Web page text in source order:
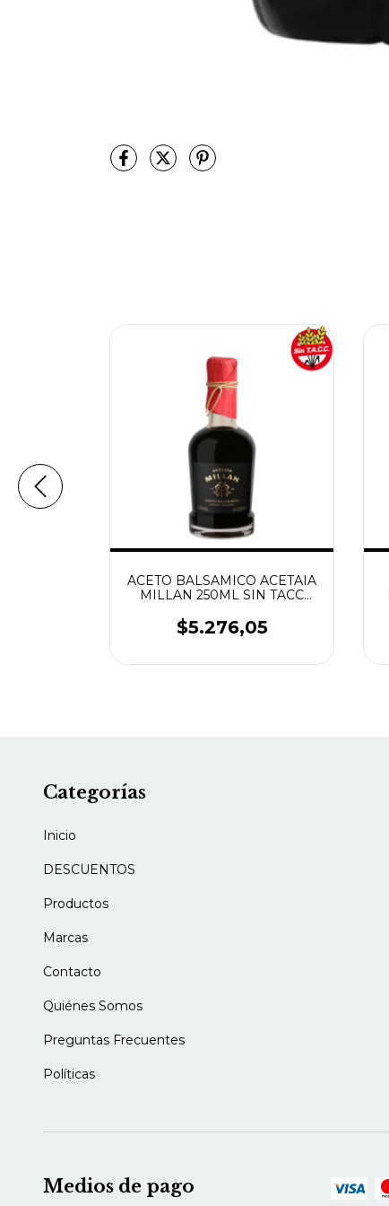
ACETO BALSAMICO ACETAIA
MILLAN 250ML SIN TACC
LAUR
$5.276,05
Categorías
Inicio
DESCUENTOS
Productos
Marcas
Contacto
Quiénes Somos
Preguntas Frecuentes
Políticas
Medios de pago